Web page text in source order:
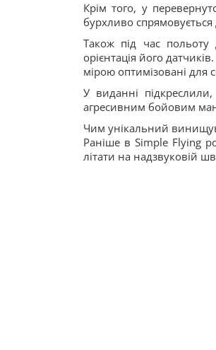
Крім того, у
бурхливо
Також під час польоту
орієнтація його
мірою оптимізовані для
У виданні
агресивним бойовим
Чим унікальний
Раніше в Simple Flying
літати на надзвуковій